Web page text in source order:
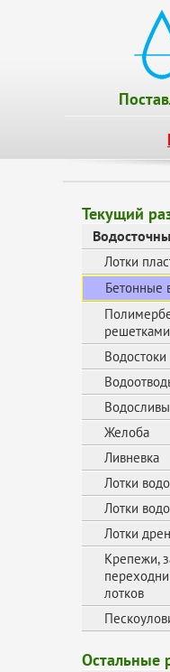
Текущий
Лотки
Бетонные
решетками
Водостоки
Водосливы
Желоба
Ливневка
Лотки
Лотки
Лотки
Крепежи,
лотков
Остальные